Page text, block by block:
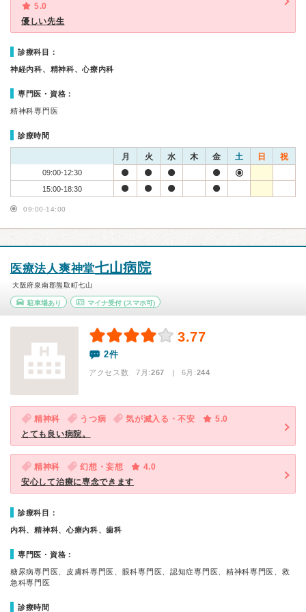
5.0
優しい先生
診療科目：
神経内科、精神科、心療内科
専門医・資格：
精神科専門医
診療時間
月 火 水 木 金 土 日 祝
09:00-12:30
15:00-18:30
09:00-14:00
医療法人爽神堂七山病院
大阪府泉南郡熊取町七山
駐車場あり マイナ受付(スマホ可)
3.77
2件
アクセス数 7月:267 | 6月:244
精神科 うつ病 気が滅入る・不安
5.0
とても良い病院。
精神科 幻想・妄想
4.0
安心して治療に専念できます
診療科目：
内科、精神科、心療内科、歯科
専門医・資格：
糖尿病専門医、皮膚科専門医、眼科専門医、認知症専門医、精神科専門医、救
急科専門医
診療時間